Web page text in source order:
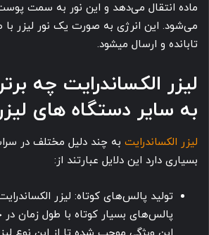
ماده انتقال می‌دهد و این نور به سمت پوست
تابانده و ارسال میشود.
لیزر الکساندرایت چه
به سایر دستگاه های
لیزر الکساندرایت به چند دلیل مختلف در
بسیاری دارد این دلایل عبارتند از:
تولید پالس‌های کوتاه: لیزر
پالس‌های بسیار کوتاه با طول زمان در